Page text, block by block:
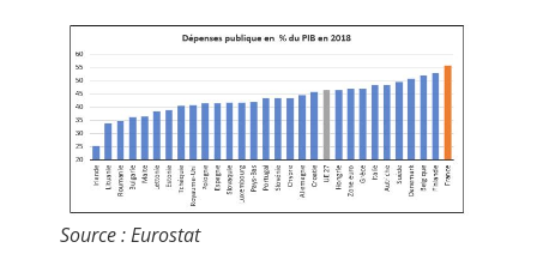
Source : Eurostat